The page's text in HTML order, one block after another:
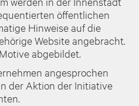
öffentlichen
Hinweise auf die
Website angebracht.
abgebildet.
angesprochen
der Aktion der Initiative